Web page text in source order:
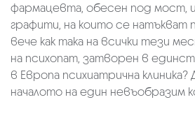
фармацевта, обесен под мост,
графити, на които се натъкват
вече как така на всички тези
на психопат, затворен в
в Европа психиатрична
началото на един невъобразим